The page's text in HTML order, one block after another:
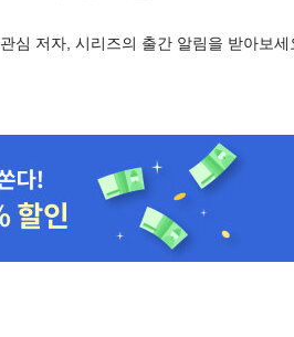
관심 저자, 시리즈의 출간 알림을 받아보세